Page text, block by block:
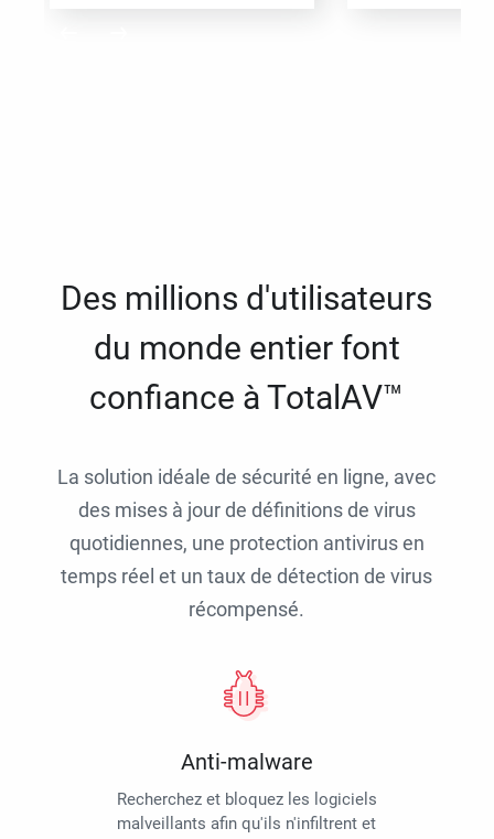
Des millions d'utilisateurs
du monde entier font
confiance à TotalAV™
La solution idéale de sécurité en ligne, avec
des mises à jour de définitions de virus
quotidiennes, une protection antivirus en
temps réel et un taux de détection de virus
récompensé.
Anti-malware
Recherchez et bloquez les logiciels
malveillants afin qu'ils n'infiltrent et